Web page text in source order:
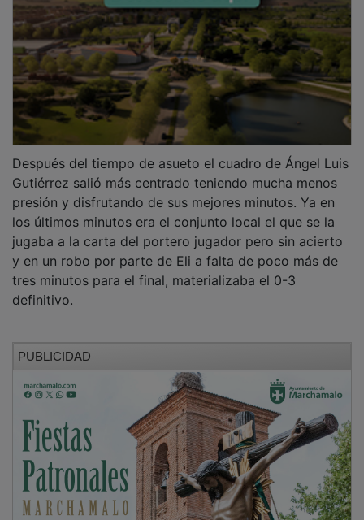
Después del tiempo de asueto el cuadro de Ángel Luis
Gutiérrez salió más centrado teniendo mucha menos
presión y disfrutando de sus mejores minutos. Ya en
los últimos minutos era el conjunto local el que se la
jugaba a la carta del portero jugador pero sin acierto
y en un robo por parte de Eli a falta de poco más de
tres minutos para el final, materializaba el 0-3
definitivo.